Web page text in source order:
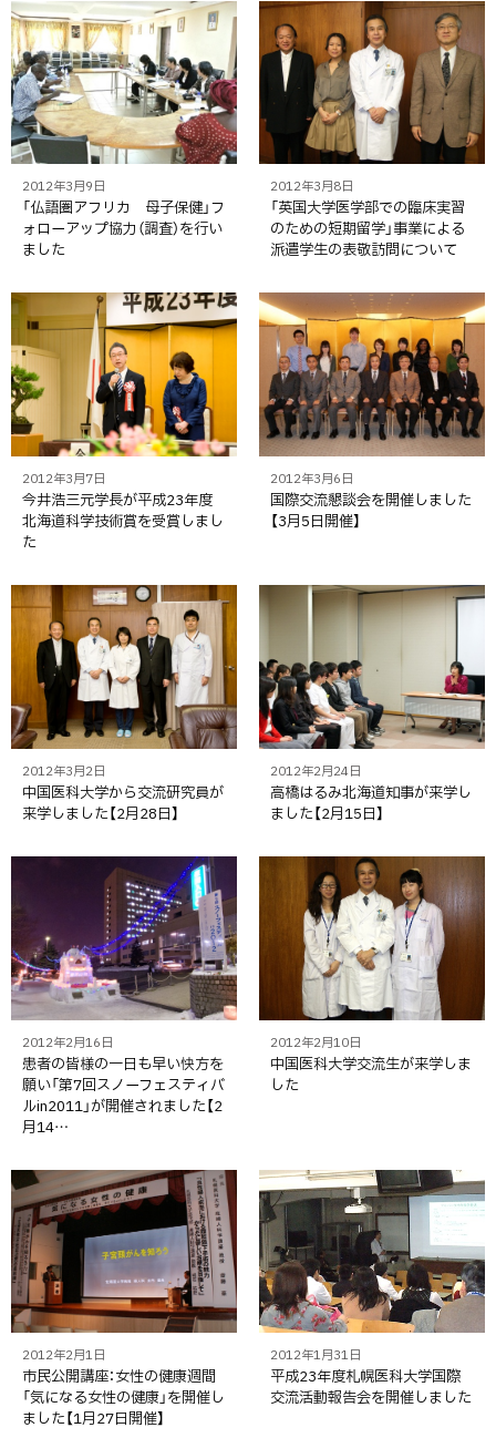
2012年3月9日
「仏語圏アフリカ 母子保健」フ
ォローアップ協力（調査）を行い
ました
2012年3月8日
「英国大学医学部での臨床実習
のための短期留学」事業による
派遣学生の表敬訪問について
2012年3月7日
今井浩三元学長が平成23年度
北海道科学技術賞を受賞しまし
た
2012年3月6日
国際交流懇談会を開催しました
【3月5日開催】
2012年3月2日
中国医科大学から交流研究員が
来学しました【2月28日】
2012年2月24日
高橋はるみ北海道知事が来学し
ました【2月15日】
2012年2月16日
患者の皆様の一日も早い快方を
願い「第7回スノーフェスティバ
ルin2011」が開催されました【2
月14…
2012年2月10日
中国医科大学交流生が来学しま
した
2012年2月1日
市民公開講座：女性の健康週間
「気になる女性の健康」を開催し
ました【1月27日開催】
2012年1月31日
平成23年度札幌医科大学国際
交流活動報告会を開催しました